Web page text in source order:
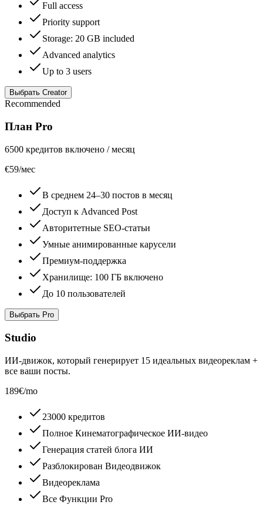
Full access
Priority support
Storage: 20 GB included
Advanced analytics
Up to 3 users
Выбрать Creator
Recommended
План Pro
6500 кредитов включено / месяц
€59/мес
В среднем 24–30 постов в месяц
Доступ к Advanced Post
Авторитетные SEO-статьи
Умные анимированные карусели
Премиум-поддержка
Хранилище: 100 ГБ включено
До 10 пользователей
Выбрать Pro
Studio
ИИ-движок, который генерирует 15 идеальных видеореклам +
все ваши посты.
189€/mo
23000 кредитов
Полное Кинематографическое ИИ-видео
Генерация статей блога ИИ
Разблокирован Видеодвижок
Видеореклама
Все Функции Pro